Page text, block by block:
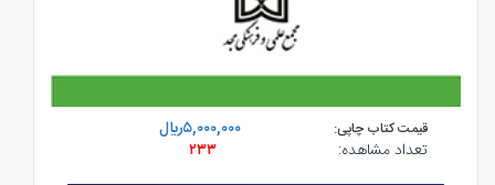
قیمت کتاب چاپی:
۵,۰۰۰,۰۰۰ريال
تعداد مشاهده:
۲۳۳